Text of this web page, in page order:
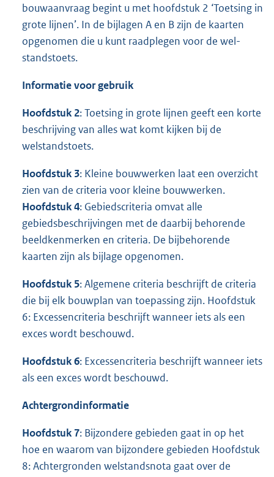
bouwaanvraag begint u met hoofdstuk 2 ‘Toetsing in
grote lijnen’. In de bijlagen A en B zijn de kaarten
opgenomen die u kunt raadplegen voor de wel-
standstoets.
Informatie voor gebruik
Hoofdstuk 2: Toetsing in grote lijnen geeft een korte
beschrijving van alles wat komt kijken bij de
welstandstoets.
Hoofdstuk 3: Kleine bouwwerken laat een overzicht
zien van de criteria voor kleine bouwwerken.
Hoofdstuk 4: Gebiedscriteria omvat alle
gebiedsbeschrijvingen met de daarbij behorende
beeldkenmerken en criteria. De bijbehorende
kaarten zijn als bijlage opgenomen.
Hoofdstuk 5: Algemene criteria beschrijft de criteria
die bij elk bouwplan van toepassing zijn. Hoofdstuk
6: Excessencriteria beschrijft wanneer iets als een
exces wordt beschouwd.
Hoofdstuk 6: Excessencriteria beschrijft wanneer iets
als een exces wordt beschouwd.
Achtergrondinformatie
Hoofdstuk 7: Bijzondere gebieden gaat in op het
hoe en waarom van bijzondere gebieden Hoofdstuk
8: Achtergronden welstandsnota gaat over de